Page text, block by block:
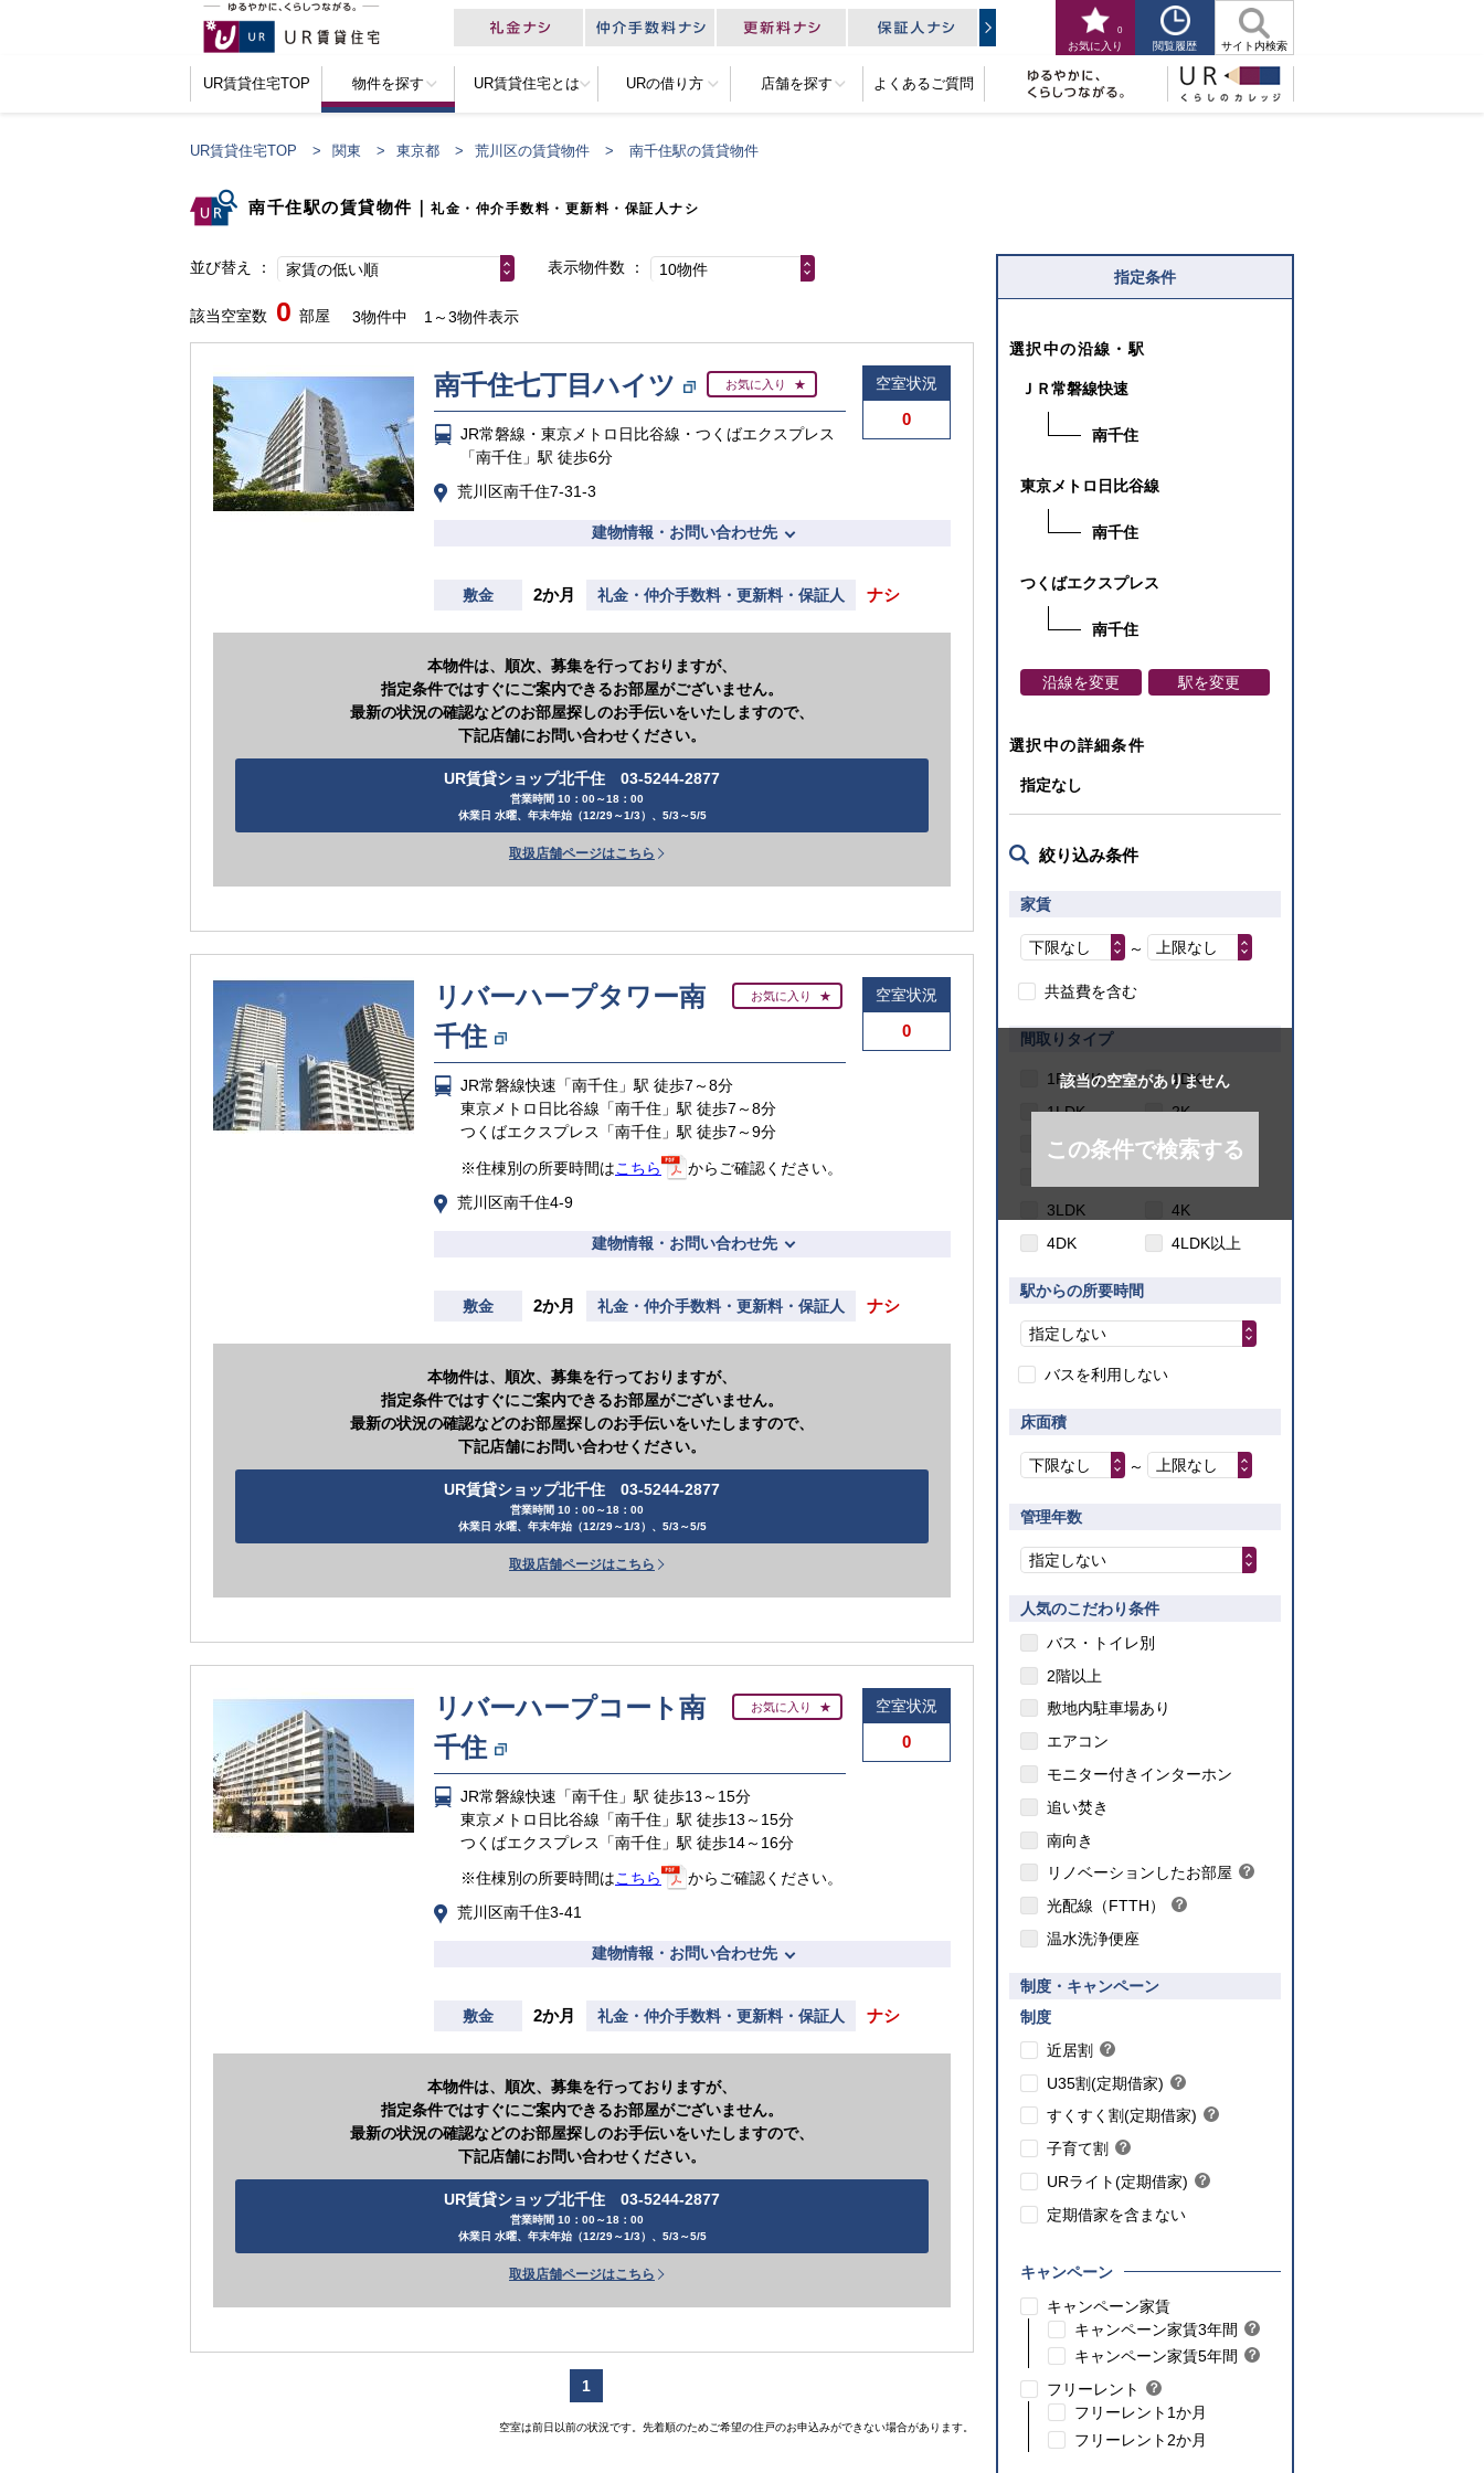
お気に入り
0
閲覧履歴 サイト内検索
UR賃貸住宅TOP 物件を探す UR賃貸住宅とは URの借り方 店舗を探す よくあるご質問
UR賃貸住宅TOP 関東 東京都 荒川区の賃貸物件 南千住駅の賃貸物件
南千住駅の賃貸物件 ｜礼金・仲介手数料・更新料・保証人ナシ
並び替え 家賃の低い順 表示物件数 10物件
該当空室数 0 部屋 3物件中 1～3物件表示
南千住七丁目ハイツ お気に入り
JR常磐線・東京メトロ日比谷線・つくばエクスプレス
「南千住」駅 徒歩6分
荒川区南千住7-31-3
空室状況
0
建物情報・お問い合わせ先
敷金 2か月 礼金・仲介手数料・更新料・保証人 ナシ
本物件は、順次、募集を行っておりますが、
指定条件ではすぐにご案内できるお部屋がございません。
最新の状況の確認などのお部屋探しのお手伝いをいたしますので、
下記店舗にお問い合わせください。
UR賃貸ショップ北千住 03-5244-2877
営業時間 10：00～18：00
休業日 水曜、年末年始（12/29～1/3）、5/3～5/5
取扱店舗ページはこちら
リバーハープタワー南
千住
お気に入り
JR常磐線快速「南千住」駅 徒歩7～8分
東京メトロ日比谷線「南千住」駅 徒歩7～8分
つくばエクスプレス「南千住」駅 徒歩7～9分
※住棟別の所要時間はこちら
からご確認ください。
荒川区南千住4-9
空室状況
0
建物情報・お問い合わせ先
敷金 2か月 礼金・仲介手数料・更新料・保証人 ナシ
本物件は、順次、募集を行っておりますが、
指定条件ではすぐにご案内できるお部屋がございません。
最新の状況の確認などのお部屋探しのお手伝いをいたしますので、
下記店舗にお問い合わせください。
UR賃貸ショップ北千住 03-5244-2877
営業時間 10：00～18：00
休業日 水曜、年末年始（12/29～1/3）、5/3～5/5
取扱店舗ページはこちら
リバーハープコート南
千住
お気に入り
JR常磐線快速「南千住」駅 徒歩13～15分
東京メトロ日比谷線「南千住」駅 徒歩13～15分
つくばエクスプレス「南千住」駅 徒歩14～16分
※住棟別の所要時間はこちら
からご確認ください。
荒川区南千住3-41
空室状況
0
建物情報・お問い合わせ先
敷金 2か月 礼金・仲介手数料・更新料・保証人 ナシ
本物件は、順次、募集を行っておりますが、
指定条件ではすぐにご案内できるお部屋がございません。
最新の状況の確認などのお部屋探しのお手伝いをいたしますので、
下記店舗にお問い合わせください。
UR賃貸ショップ北千住 03-5244-2877
営業時間 10：00～18：00
休業日 水曜、年末年始（12/29～1/3）、5/3～5/5
取扱店舗ページはこちら
1
空室は前日以前の状況です。先着順のためご希望の住戸のお申込みができない場合があります。
指定条件
選択中の沿線・駅
ＪＲ常磐線快速
南千住
東京メトロ日比谷線
南千住
つくばエクスプレス
南千住
沿線を変更 駅を変更
選択中の詳細条件
指定なし
絞り込み条件
家賃
下限なし ～ 上限なし
共益費を含む
間取りタイプ
1R・1K
1DK
1LDK
2K
2DK
2LDK
3LDK
4K
4DK
4LDK以上
駅からの所要時間
指定しない
バスを利用しない
床面積
下限なし ～ 上限なし
管理年数
指定しない
人気のこだわり条件
バス・トイレ別
2階以上
敷地内駐車場あり
エアコン
モニター付きインターホン
追い焚き
南向き
リノベーションしたお部屋 ？
光配線（FTTH） ？
賃貸住宅のインターネット対応について
温水洗浄便座
制度・キャンペーン
制度
近居割
？
ン
ト
こちら
U35割(定期借家) ？
ン
【ご入居要件あり】35歳以下の方限定
こちら
すくすく割(定期借家) ？
ト
【ご入居要件あり】満18歳未満のお子様を
扶養、もしくはご妊娠されている方限定
こちら
子育て割 ？
ン
ト
【ご入居要件あり】子育て世帯や新婚世帯
の方限定
こちら
URライト(定期借家) ？
こちら
定期借家を含まない
キャンペーン
キャンペーン家賃
キャンペーン家賃3年間 ？
ヒ
キャンペーン家賃5年間 ？
こちら
フリーレント ？
ヒ
ト
こちら
フリーレント1か月
フリーレント2か月
該当の空室がありません
この条件で検索する